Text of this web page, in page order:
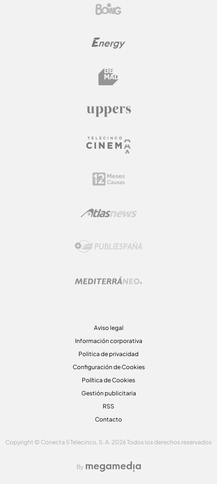
Aviso legal
Información corporativa
Politica de privacidad
Configuración de Cookies
Política de Cookies
Gestión publicitaria
RSS
Contacto
Copyright © Conecta 5 Telecinco, S. A. 2026 Todos los derechos reservados
By